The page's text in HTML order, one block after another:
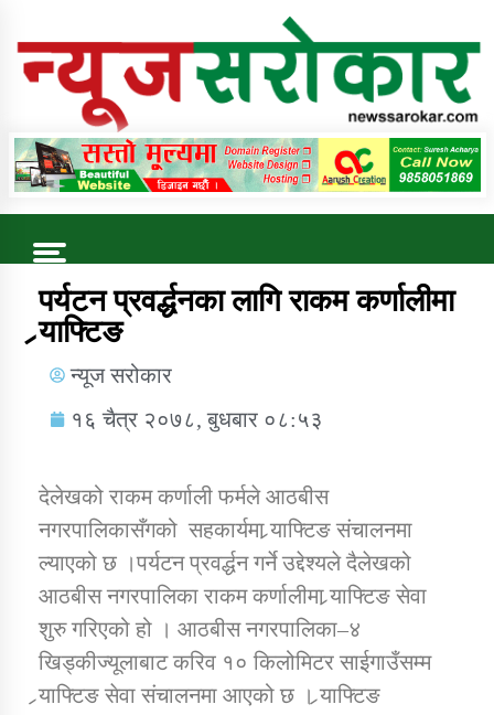
Online News Portal
Trending Now
कुषि बिकास कार्यालय जुम्ला सुचना सन्देश
डिभिजन कार्यालय जुम्लाको सुचना सन्देश
कर्णाली प्रविधि शिक्षालय जुम्लाको सुचना
पर्यटन प्रवर्द्धनका लागि राकम कर्णालीमा
र्‍याफ्टिङ
न्यूज सरोकार
१६ चैत्र २०७८, बुधबार ०८:५३
देलेखको राकम कर्णाली फर्मले आठबीस
नगरपालिकासँगको सहकार्यमा र्‍याफ्टिङ संचालनमा
ल्याएको छ ।पर्यटन प्रवर्द्धन गर्ने उद्देश्यले दैलेखको
आठबीस नगरपालिका राकम कर्णालीमा र्‍याफ्टिङ सेवा
शुरु गरिएको हो । आठबीस नगरपालिका–४
खिड्कीज्यूलाबाट करिव १० किलोमिटर साईगाउँसम्म
र्‍याफ्टिङ सेवा संचालनमा आएको छ । र्‍याफ्टिङ